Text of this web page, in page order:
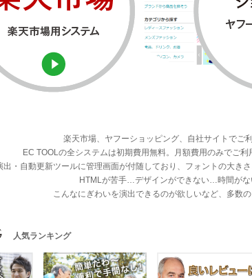
楽天市場、ヤフーショッピング、自社サイトでご
EC TOOLの全システムは初期費用無料。月額費用のみでご
出・自動更新ツールに管理画面が付随しており、フォントの大き
HTMLが苦手…デザインができない…時間がな
こんなにぎわいを演出できるのが欲しいなど、多数
人気ランキング